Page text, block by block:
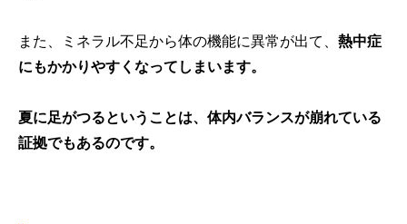
また、ミネラル不足から体の機能に異常が出て、 熱中症
にもかかりやすくなってしまいます。
夏に足がつるということは、体内バランスが崩れている
証拠でもあるのです。